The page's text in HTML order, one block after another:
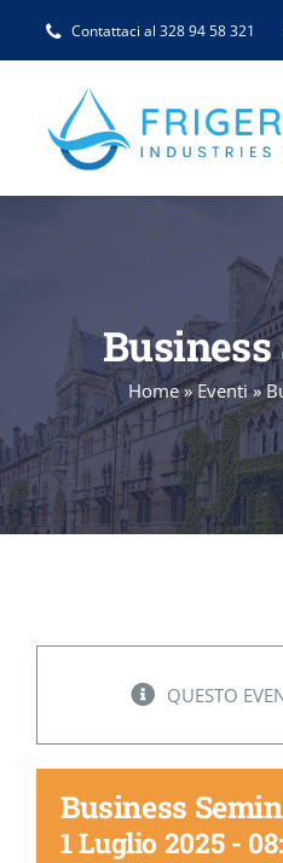
Contattaci al 328 94 58 321
PRODOTTI
BLOG
Home»Eventi»
QUESTO
Business
1 Luglio 2025 -